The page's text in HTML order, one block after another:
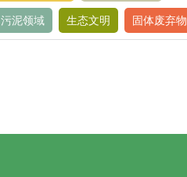
污泥领域 生态文明 固体废弃物